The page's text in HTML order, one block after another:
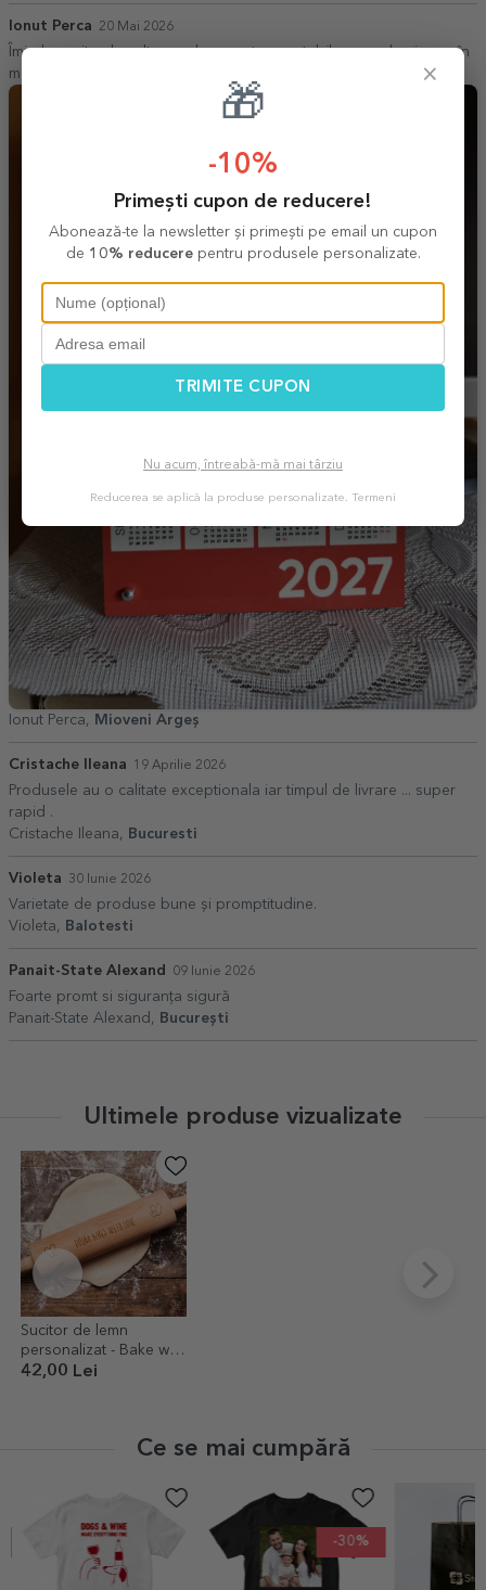
Ionut Perca 20 Mai 2026
Îmi place site-ul, multe produse,preț acceptabil,comanda ajunge în
maximum 3 zile de la efectuarea comenzii
Ionut Perca, Mioveni Argeș
Cristache Ileana 19 Aprilie 2026
Produsele au o calitate exceptionala iar timpul de livrare ... super
rapid .
Cristache Ileana,
Bucuresti
Violeta 30 Iunie 2026
Varietate de produse bune și promptitudine.
Violeta,
Balotesti
Panait-State Alexand 09 Iunie 2026
Foarte promt si siguranța sigură
Panait-State Alexand,
București
Ultimele produse vizualizate
Sucitor de lemn
personalizat - Bake with
love
42,00 Lei
Ce se mai cumpără
-30%
×
🎁
-10%
Primești cupon de reducere!
Abonează-te la newsletter și primești pe email un cupon
de 10% reducerepentru produsele personalizate.
TRIMITE CUPON
Nu acum, întreabă-mă mai târziu
Reducerea se aplică la produse personalizate. Termeni